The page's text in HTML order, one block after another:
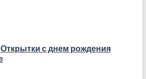
Открытки с днем рождения